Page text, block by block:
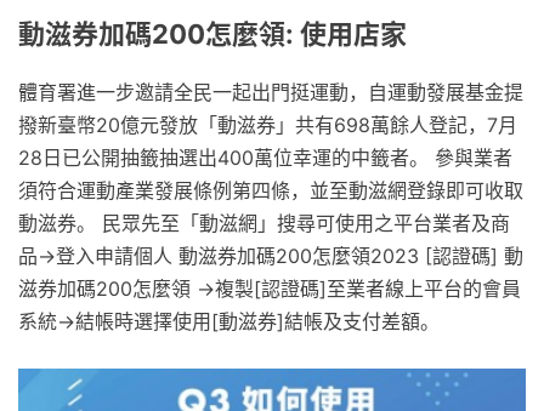
動滋券加碼200怎麼領: 使用店家
體育署進一步邀請全民一起出門挺運動，自運動發展基金提
撥新臺幣20億元發放「動滋券」共有698萬餘人登記，7月
28日已公開抽籤抽選出400萬位幸運的中籤者。 參與業者
須符合運動產業發展條例第四條，並至動滋網登錄即可收取
動滋券。 民眾先至「動滋網」搜尋可使用之平台業者及商
品→登入申請個人 動滋券加碼200怎麼領2023 [認證碼] 動
滋券加碼200怎麼領 →複製[認證碼]至業者線上平台的會員
系統→結帳時選擇使用[動滋券]結帳及支付差額。